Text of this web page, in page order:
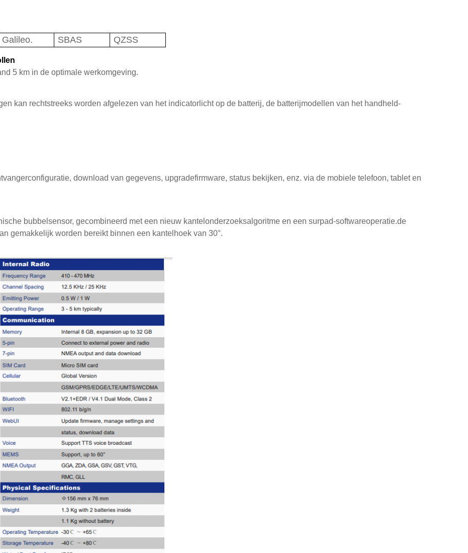
Galileo. SBAS QZSS
5 km in de optimale werkomgeving.
kan rechtstreeks worden afgelezen van het indicatorlicht op de batterij, de batterijmodellen van het handheld-
download van gegevens, upgradefirmware, status bekijken, enz. via de mobiele telefoon, tablet en
bubbelsensor, gecombineerd met een nieuw kantelonderzoeksalgoritme en een surpad-softwareoperatie.de
gemakkelijk worden bereikt binnen een kantelhoek van 30°.